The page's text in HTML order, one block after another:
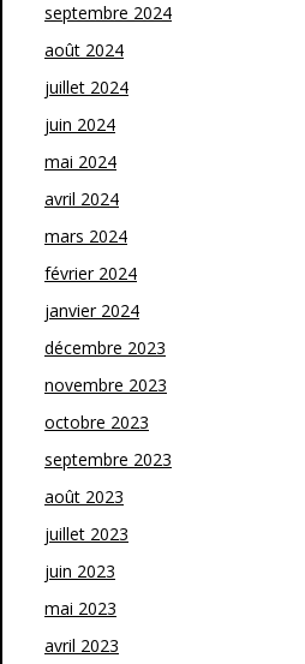
septembre 2024
août 2024
juillet 2024
juin 2024
mai 2024
avril 2024
mars 2024
février 2024
janvier 2024
décembre 2023
novembre 2023
octobre 2023
septembre 2023
août 2023
juillet 2023
juin 2023
mai 2023
avril 2023